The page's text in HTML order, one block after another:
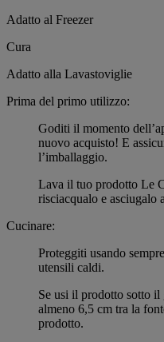
Adatto al Freezer
Cura
Adatto alla Lavastoviglie
Prima del primo utilizzo:
Goditi il momento
nuovo acquisto! E
l’imballaggio.
Lava il tuo prodotto Le
risciacqualo e asciugalo
Cucinare:
Proteggiti usando
utensili caldi.
Se usi il prodotto sotto il
almeno 6,5 cm tra la
prodotto.